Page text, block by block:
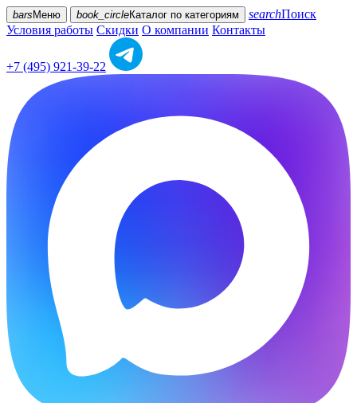
bars Меню book_circleКаталог по категориям searchПоиск
Условия работы Скидки О компании Контакты
+7 (495) 921-39-22